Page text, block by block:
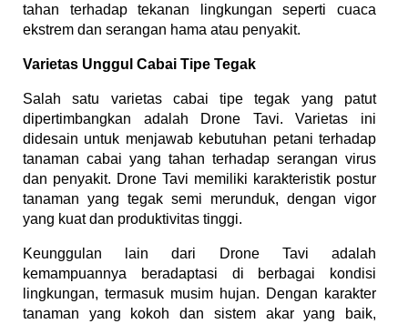
tahan terhadap tekanan lingkungan seperti cuaca
ekstrem dan serangan hama atau penyakit.
Varietas Unggul Cabai Tipe Tegak
Salah satu varietas cabai tipe tegak yang patut
dipertimbangkan adalah Drone Tavi. Varietas ini
didesain untuk menjawab kebutuhan petani terhadap
tanaman cabai yang tahan terhadap serangan virus
dan penyakit. Drone Tavi memiliki karakteristik postur
tanaman yang tegak semi merunduk, dengan vigor
yang kuat dan produktivitas tinggi.
Keunggulan lain dari Drone Tavi adalah
kemampuannya beradaptasi di berbagai kondisi
lingkungan, termasuk musim hujan. Dengan karakter
tanaman yang kokoh dan sistem akar yang baik,